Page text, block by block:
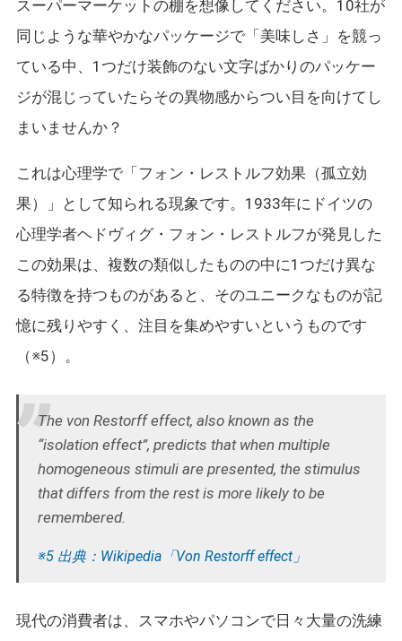
スーパーマーケットの棚を想像してください。10社が
同じような華やかなパッケージで「美味しさ」を競っ
ている中、1つだけ装飾のない文字ばかりのパッケー
ジが混じっていたらその異物感からつい目を向けてし
まいませんか？
これは心理学で「フォン・レストルフ効果（孤立効
果）」として知られる現象です。1933年にドイツの
心理学者ヘドヴィグ・フォン・レストルフが発見した
この効果は、複数の類似したものの中に1つだけ異な
る特徴を持つものがあると、そのユニークなものが記
憶に残りやすく、注目を集めやすいというものです
（※5）。
The von Restorff effect, also known as the
“isolation effect”, predicts that when multiple
homogeneous stimuli are presented, the stimulus
that differs from the rest is more likely to be
remembered.
※5 出典：Wikipedia「Von Restorff effect」
現代の消費者は、スマホやパソコンで日々大量の洗練